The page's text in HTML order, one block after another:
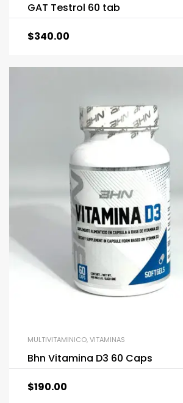
GAT Testrol 60 tab
$340.00
MULTIVITAMINICO,VITAMINAS
Bhn Vitamina D3 60 Caps
$190.00